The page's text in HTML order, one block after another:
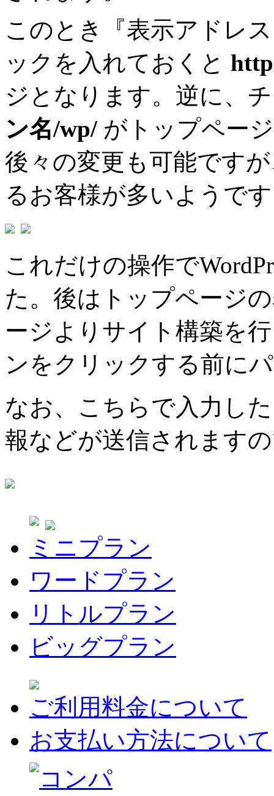
このとき『表示アドレ
ックを入れておくと
ジとなります。逆に、
ン名/wp/ がトップペー
後々の変更も可能です
るお客様が多いようで
これだけの操作で
た。後はトップページ
ージよりサイト構築を
ンをクリックする前に
なお、こちらで入力し
報などが送信されます
ミニプラン
ワードプラン
リトルプラン
ビッグプラン
ご利用料金について
お支払い方法について